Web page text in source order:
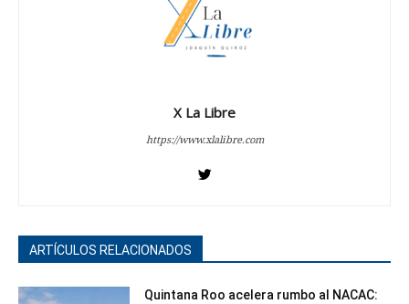
X La Libre
https://www.xlalibre.com
ARTÍCULOS RELACIONADOS
Quintana Roo acelera rumbo al NACAC: